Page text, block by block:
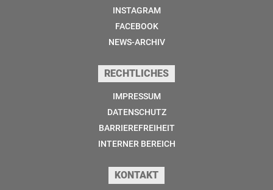
INSTAGRAM
FACEBOOK
NEWS-ARCHIV
RECHTLICHES
IMPRESSUM
DATENSCHUTZ
BARRIEREFREIHEIT
INTERNER BEREICH
KONTAKT